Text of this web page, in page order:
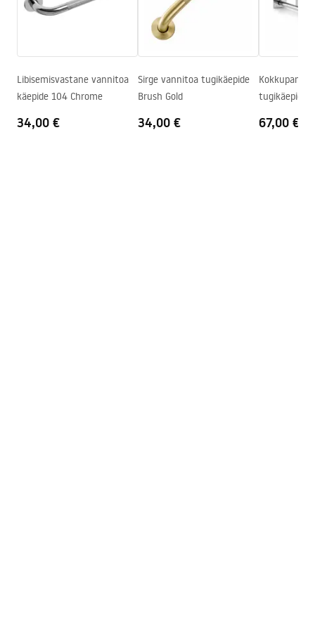
Vanni tilaustoru
Jah, fikseeritud
Jah
Kattetehnoloogia
PVD
Garantii
24 kuud
Garantiitingimused
Warranty_Terms_and_Conditions_Faucets_-_5.pdf
Paigaldusjuhend
shower_set.pdf
Libisemisvastane vannitoa
käepide 104 Chrome
34,00 €
Sirge vannitoa tugikäepide
Brush Gold
34,00 €
tugikäepide
67,00 €